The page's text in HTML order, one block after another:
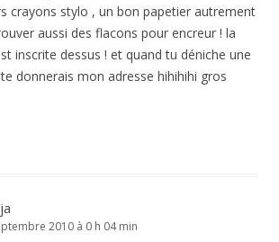
crayons stylo , un bon papetier autrement
aussi des flacons pour encreur ! la
inscrite dessus ! et quand tu déniche une
donnerais mon adresse hihihihi gros
2010 à 0 h 04 min